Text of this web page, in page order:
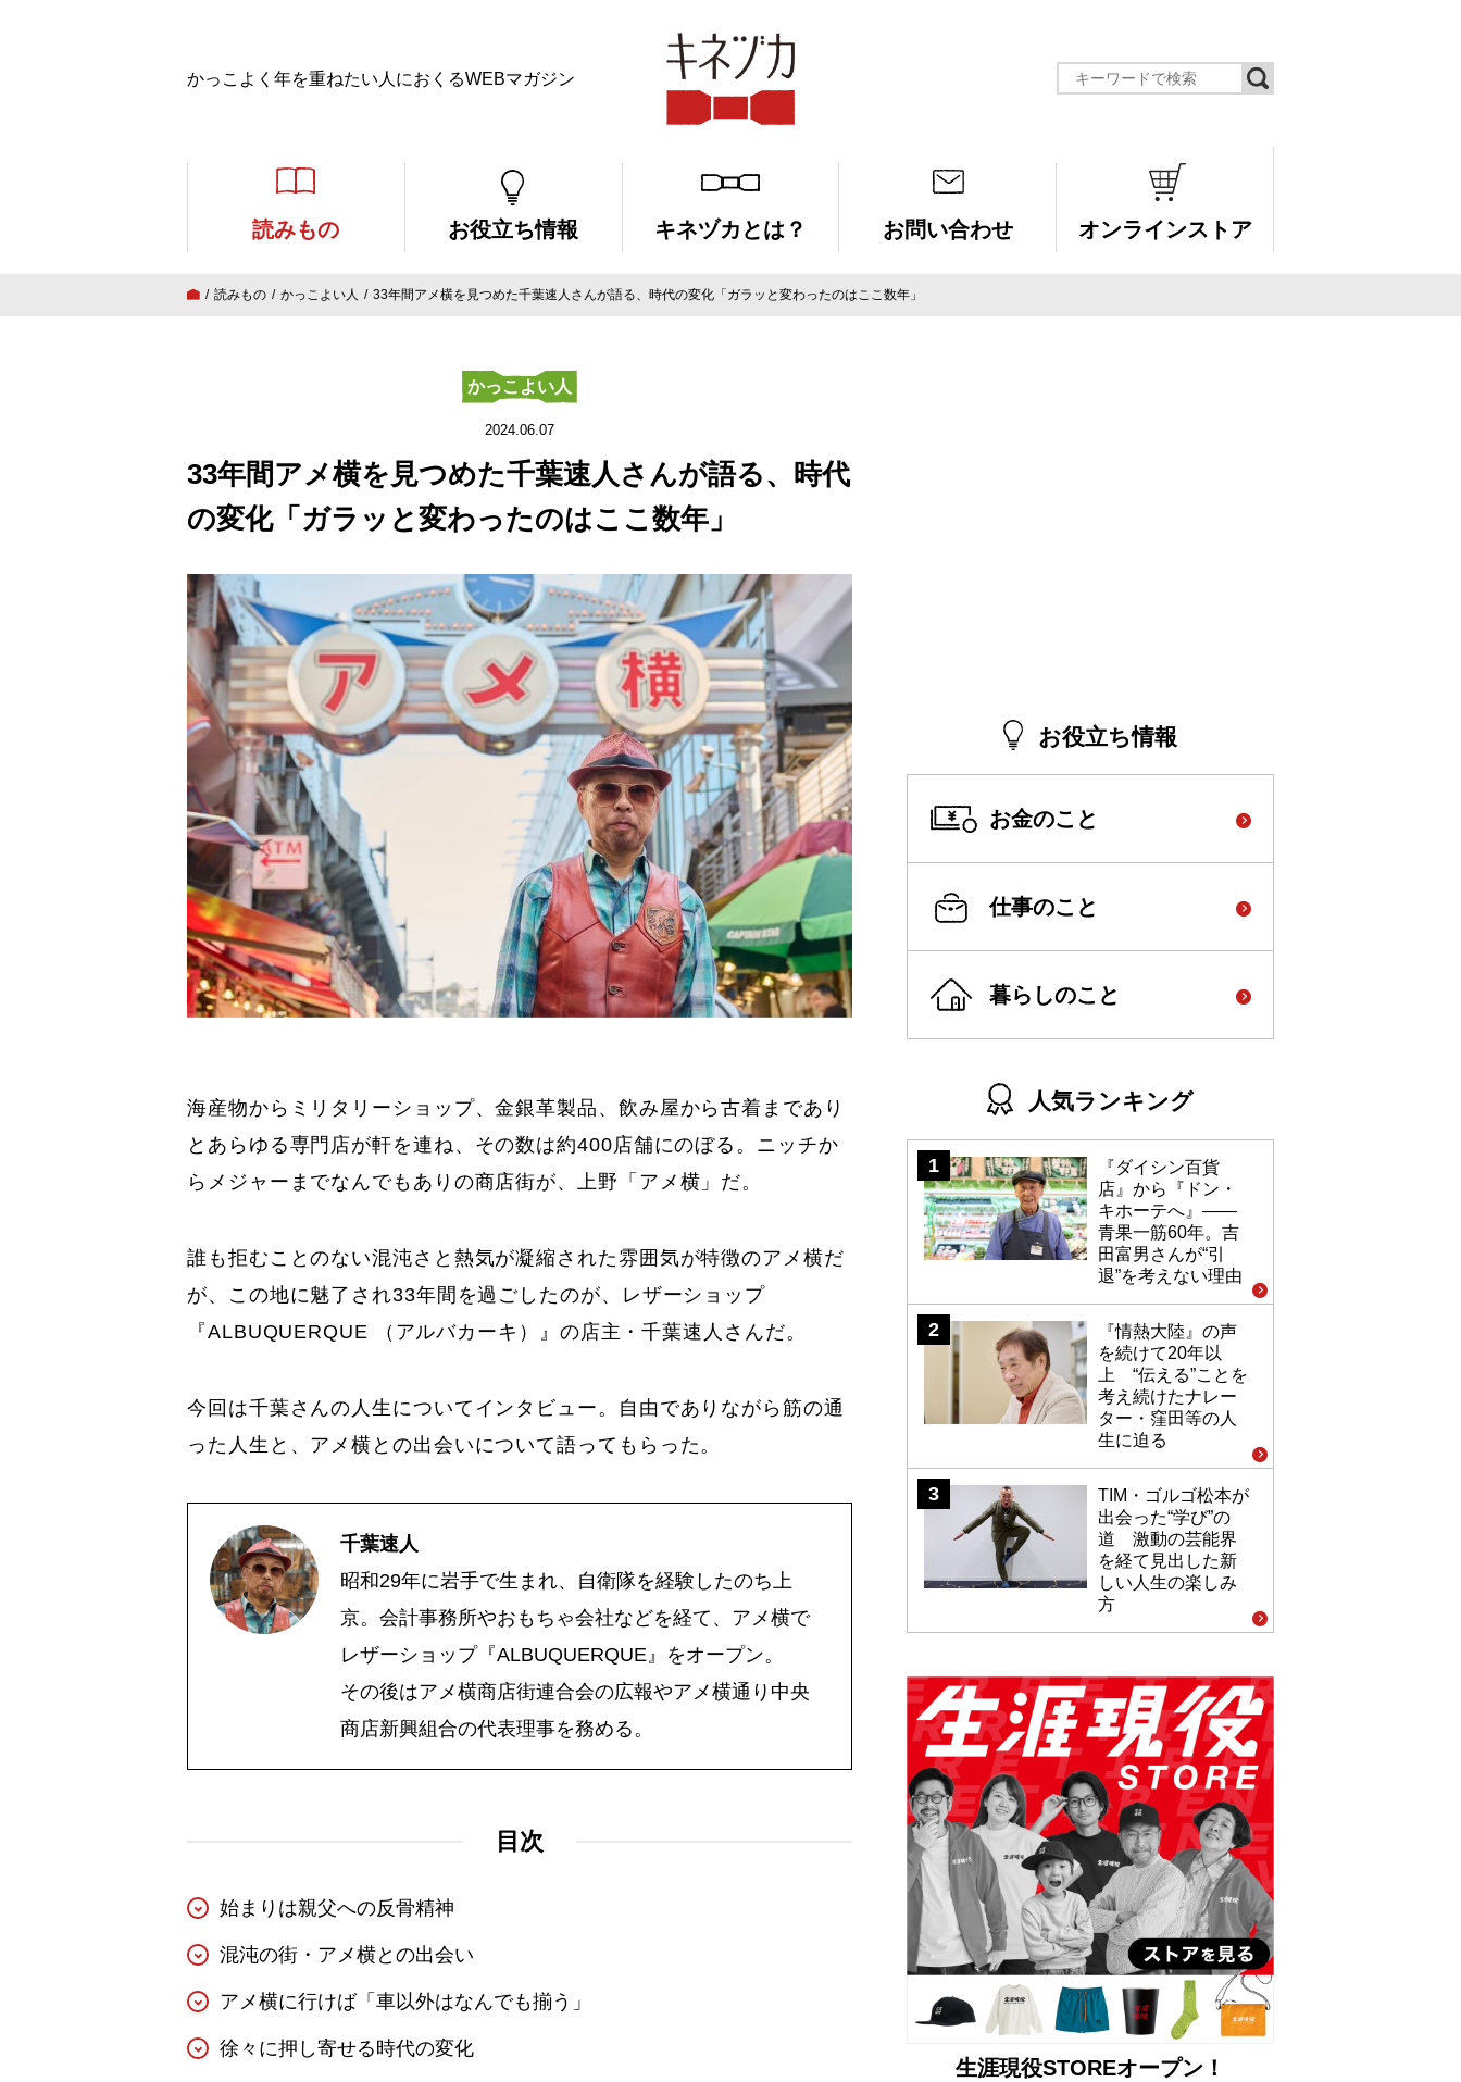
かっこよく年を重ねたい人におくるWEBマガジン
読みもの お役立ち情報 キネヅカとは？ お問い合わせ オンラインストア
読みもの かっこよい人 33年間アメ横を見つめた千葉速人さんが語る、時代の変化「ガラッと変わったのはここ数年」
かっこよい人
2024.06.07
33年間アメ横を見つめた千葉速人さんが語る、時代
の変化「ガラッと変わったのはここ数年」
海産物からミリタリーショップ、金銀革製品、飲み屋から古着まであり
とあらゆる専門店が軒を連ね、その数は約400店舗にのぼる。ニッチか
らメジャーまでなんでもありの商店街が、上野「アメ横」だ。
誰も拒むことのない混沌さと熱気が凝縮された雰囲気が特徴のアメ横だ
が、この地に魅了され33年間を過ごしたのが、レザーショップ
『ALBUQUERQUE （アルバカーキ）』の店主・千葉速人さんだ。
今回は千葉さんの人生についてインタビュー。自由でありながら筋の通
った人生と、アメ横との出会いについて語ってもらった。
千葉速人
昭和29年に岩手で生まれ、自衛隊を経験したのち上
京。会計事務所やおもちゃ会社などを経て、アメ横で
レザーショップ『ALBUQUERQUE』をオープン。
その後はアメ横商店街連合会の広報やアメ横通り中央
商店新興組合の代表理事を務める。
目次
始まりは親父への反骨精神
混沌の街・アメ横との出会い
アメ横に行けば「車以外はなんでも揃う」
徐々に押し寄せる時代の変化
お役立ち情報
お金のこと
仕事のこと
暮らしのこと
人気ランキング
『ダイシン百貨
店』から『ドン・
キホーテへ』――
青果一筋60年。吉
田富男さんが“引
退”を考えない理由
『情熱大陸』の声
を続けて20年以
上 “伝える”ことを
考え続けたナレー
ター・窪田等の人
生に迫る
TIM・ゴルゴ松本が
出会った“学び”の
道 激動の芸能界
を経て見出した新
しい人生の楽しみ
方
生涯現役STOREオープン！